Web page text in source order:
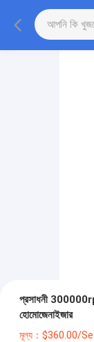
প্রসাধনী
হোমোজেনাইজার
মূল্য：$360.00/